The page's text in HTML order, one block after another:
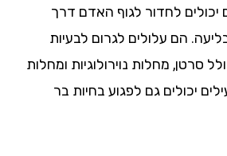
יכולים לחדור לגוף האדם דרך
הם עלולים לגרום לבעיות
סרטן, מחלות נוירולוגיות ומחלות
יכולים גם לפגוע בחיות בר